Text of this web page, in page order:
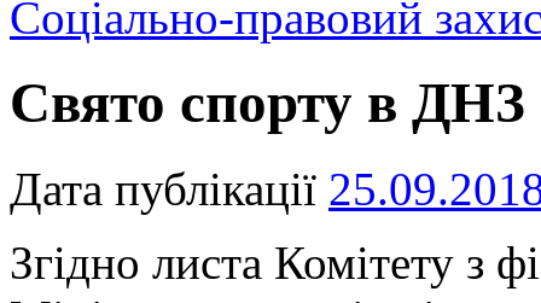
Соціально-правовий
Свято спорту в
Дата публікації
Згідно листа Комітету з